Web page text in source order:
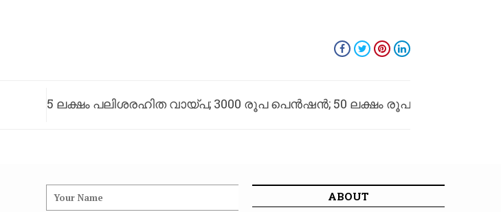
5 ലക്ഷം പലിശരഹിത വായ്പ; 3000 രൂപ പെൻഷൻ; 50 ലക്ഷം രൂപ
ABOUT